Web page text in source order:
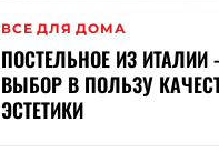
ВСЕ ДЛЯ ДОМА
ПОСТЕЛЬНОЕ ИЗ
ВЫБОР В ПОЛЬЗУ
ЭСТЕТИКИ